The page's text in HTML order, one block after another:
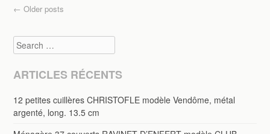
Post navigation
← Older posts
Search
ARTICLES RÉCENTS
12 petites cuillères CHRISTOFLE modèle Vendôme, métal
argenté, long. 13.5 cm